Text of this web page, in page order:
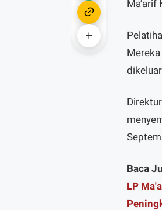
Ma’arif
Baca
LP